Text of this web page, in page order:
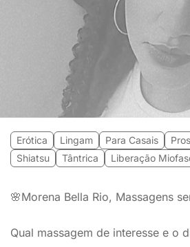
Erótica Lingam Para Casais
Shiatsu
Tântrica Liberação
🌸Morena Bella Rio, Massagens
Qual massagem de interesse e o